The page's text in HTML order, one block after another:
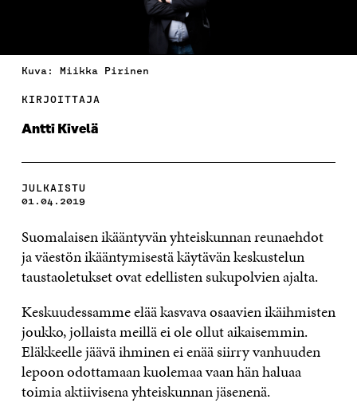
Kuva: Miikka Pirinen
KIRJOITTAJA
Antti Kivelä
JULKAISTU
01.04.2019
Suomalaisen ikääntyvän yhteiskunnan reunaehdot
ja väestön ikääntymisestä käytävän keskustelun
taustaoletukset ovat edellisten sukupolvien ajalta.
Keskuudessamme elää kasvava osaavien ikäihmisten
joukko, jollaista meillä ei ole ollut aikaisemmin.
Eläkkeelle jäävä ihminen ei enää siirry vanhuuden
lepoon odottamaan kuolemaa vaan hän haluaa
toimia aktiivisena yhteiskunnan jäsenenä.